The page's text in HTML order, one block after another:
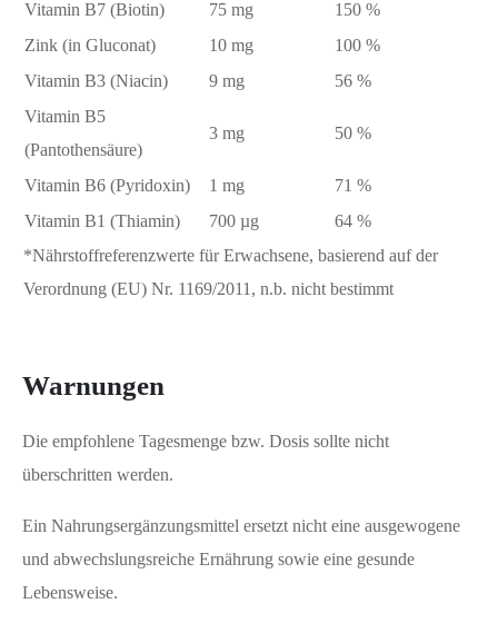
Vitamin B7 (Biotin)
75 mg
150 %
Zink (in Gluconat)
10 mg
100 %
Vitamin B3 (Niacin)
9 mg
56 %
Vitamin B5
(Pantothensäure)
3 mg 50 %
Vitamin B6 (Pyridoxin) 1 mg
71 %
Vitamin B1 (Thiamin)
700 µg
64 %
*Nährstoffreferenzwerte für Erwachsene, basierend auf der
Verordnung (EU) Nr. 1169/2011, n.b. nicht bestimmt
Warnungen
Die empfohlene Tagesmenge bzw. Dosis sollte nicht
überschritten werden.
Ein Nahrungsergänzungsmittel ersetzt nicht eine ausgewogene
und abwechslungsreiche Ernährung sowie eine gesunde
Lebensweise.